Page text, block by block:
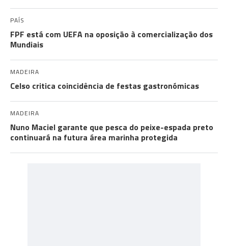
PAÍS
FPF está com UEFA na oposição à comercialização dos
Mundiais
MADEIRA
Celso critica coincidência de festas gastronómicas
MADEIRA
Nuno Maciel garante que pesca do peixe-espada preto
continuará na futura área marinha protegida